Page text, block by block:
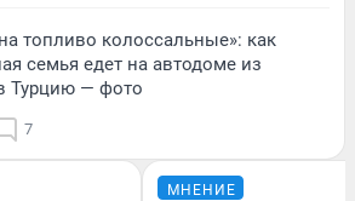
топливо колоссальные»: как
семья едет на автодоме из
Турцию — фото
7
МНЕНИЕ